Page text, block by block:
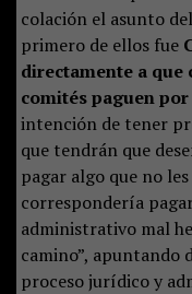
colación el asunto
primero de ellos fue
directamente a que
comités paguen
intención de tener
que tendrán que
pagar algo que no
correspondería
administrativo mal
camino”, apuntando
proceso jurídico y